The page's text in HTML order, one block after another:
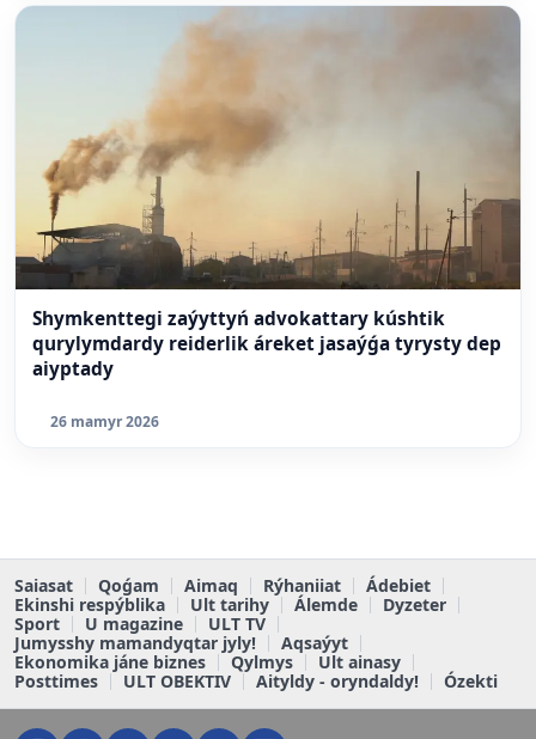
Shymkenttegi zaýyttyń advokattary kúshtik
qurylymdardy reiderlik áreket jasaýǵa tyrysty dep
aiyptady
26 mamyr 2026
Saiasat Qoǵam Aimaq Rýhaniiat
Ádebiet
Ekinshi respýblika
Ult tarihy Álemde
Dyzeter
Sport
U magazine
ULT TV
Jumysshy mamandyqtar jyly!
Aqsaýyt
Ekonomika jáne biznes
Qylmys
Ult ainasy
Posttimes
ULT OBEKTIV Aityldy - oryndaldy! Ózekti